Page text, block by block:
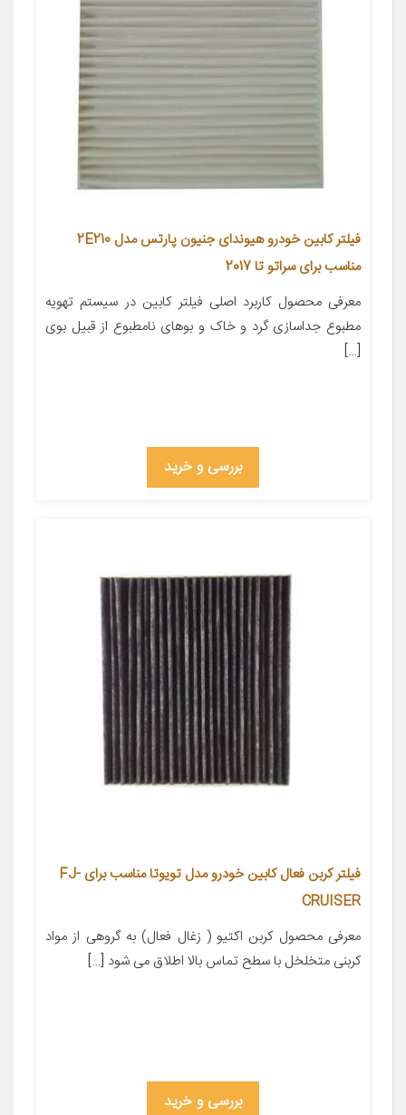
فیلتر کابین خودرو هیوندای جنیون پارتس مدل 2E210
مناسب برای سراتو تا 2017
معرفی محصول کاربرد اصلی فیلتر کابین در سیستم تهویه
مطبوع جداسازی گرد و خاک و بوهای نامطبوع از قبیل بوی
[…]
بررسی و خرید
فیلتر کربن فعال کابین خودرو مدل تویوتا مناسب برای FJ-
CRUISER
معرفی محصول کربن اکتیو ( زغال فعال) به گروهی از مواد
کربنی متخلخل با سطح تماس بالا اطلاق می شود […]
بررسی و خرید